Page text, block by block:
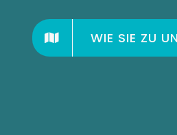
WIE SIE ZU